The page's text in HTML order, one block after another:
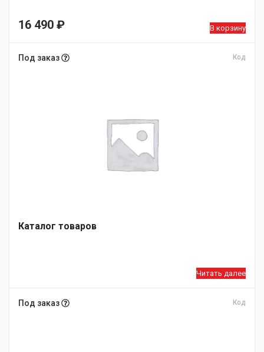
16 490 ₽ В корзину
Под заказ Код
Каталог товаров
Читать далее
Под заказ Код